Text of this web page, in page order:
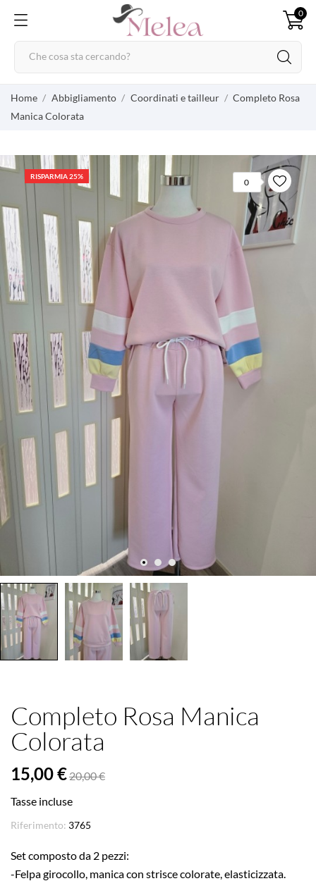
0
Home Abbigliamento Coordinati e tailleur
Completo Rosa
Manica Colorata
RISPARMIA 25%
0
Completo Rosa Manica
Colorata
15,00 €20,00 €
Tasse incluse
Riferimento: 3765
Set composto da 2 pezzi:
-Felpa girocollo, manica con strisce colorate, elasticizzata.